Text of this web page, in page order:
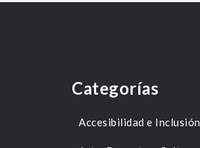
Categorías
Accesibilidad e Inclusión